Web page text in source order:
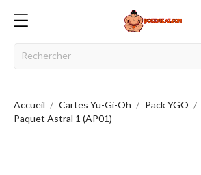
Accueil Cartes Yu-Gi-Oh Pack YGO
Paquet Astral 1 (AP01)